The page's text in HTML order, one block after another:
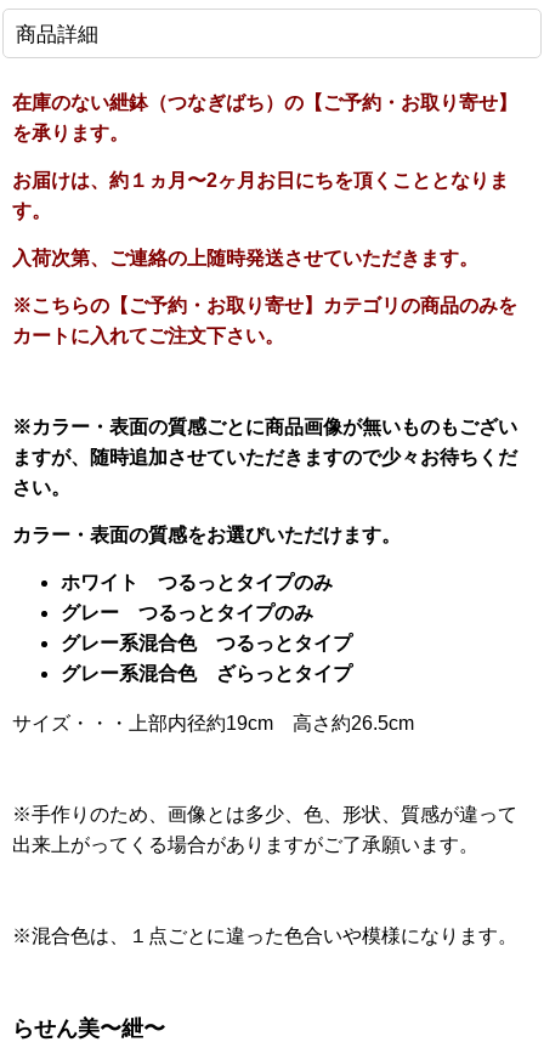
商品詳細
在庫のない紲鉢（つなぎばち）の【ご予約・お取り寄せ】
を承ります。
お届けは、約１ヵ月〜2ヶ月お日にちを頂くこととなりま
す。
入荷次第、ご連絡の上随時発送させていただきます。
※こちらの【ご予約・お取り寄せ】カテゴリの商品のみを
カートに入れてご注文下さい。
※カラー・表面の質感ごとに商品画像が無いものもござい
ますが、随時追加させていただきますので少々お待ちくだ
さい。
カラー・表面の質感をお選びいただけます。
ホワイト つるっとタイプのみ
グレー つるっとタイプのみ
グレー系混合色 つるっとタイプ
グレー系混合色 ざらっとタイプ
サイズ・・・上部内径約19cm 高さ約26.5cm
※手作りのため、画像とは多少、色、形状、質感が違って
出来上がってくる場合がありますがご了承願います。
※混合色は、１点ごとに違った色合いや模様になります。
らせん美〜紲〜